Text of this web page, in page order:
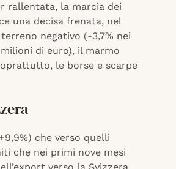
rallentata, la marcia dei
una decisa frenata, nel
negativo (-3,7% nei
di euro), il marmo
le borse e scarpe
che verso quelli
che nei primi nove mesi